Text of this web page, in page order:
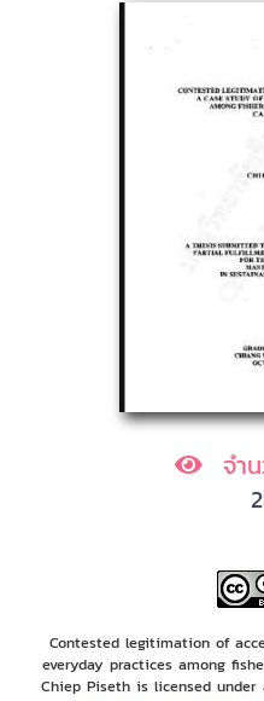
จำ
Contested legitimation of
everyday practices among
Chiep Piseth is licensed under